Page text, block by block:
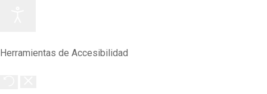
Herramientas de Accesibilidad